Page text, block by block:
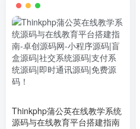
Thinkphp蒲公英在线教学系统
源码与在线教育平台搭建指南